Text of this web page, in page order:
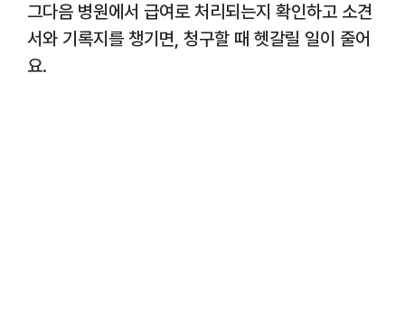
그다음 병원에서 급여로 처리되는지 확인하고 소견
서와 기록지를 챙기면, 청구할 때 헷갈릴 일이 줄어
요.